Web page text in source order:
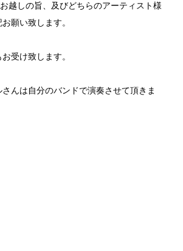
越しの旨、及びどちらのアーティスト様
願い致します。
受け致します。
んは自分のバンドで演奏させて頂きま